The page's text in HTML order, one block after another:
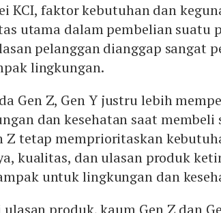
KCI, faktor kebutuhan dan
utama dalam pembelian suatu
pelanggan dianggap sangat
lingkungan.
Gen Z, Gen Y justru lebih
dan kesehatan saat membeli
Z tetap memprioritaskan
kualitas, dan ulasan produk
untuk lingkungan dan